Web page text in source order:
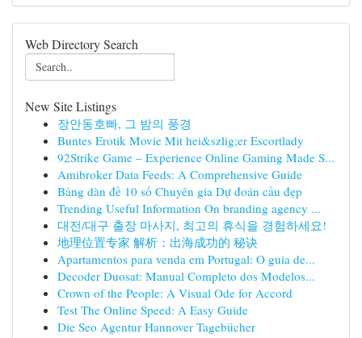
Web Directory Search
New Site Listings
장안동호빠, 그 밤의 풍경
Buntes Erotik Movie Mit hei&szlig;er Escortlady
92Strike Game – Experience Online Gaming Made S...
Amibroker Data Feeds: A Comprehensive Guide
Bảng dàn đề 10 số Chuyên gia Dự đoán cầu đẹp
Trending Useful Information On branding agency ...
대전/대구 출장 마사지, 최고의 휴식을 경험하세요!
地理位置专家 解析：出海成功的 秘诀
Apartamentos para venda em Portugal: O guia de...
Decoder Duosat: Manual Completo dos Modelos...
Crown of the People: A Visual Ode for Accord
Test The Online Speed: A Easy Guide
Die Seo Agentur Hannover Tagebücher